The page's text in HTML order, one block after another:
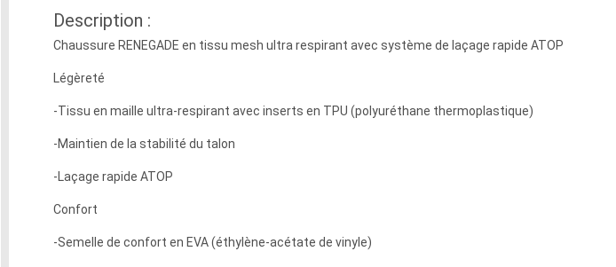
Description :
Chaussure RENEGADE en tissu mesh ultra respirant avec système de laçage rapide ATOP
Légèreté
-Tissu en maille ultra-respirant avec inserts en TPU (polyuréthane thermoplastique)
-Maintien de la stabilité du talon
-Laçage rapide ATOP
Confort
-Semelle de confort en EVA (éthylène-acétate de vinyle)